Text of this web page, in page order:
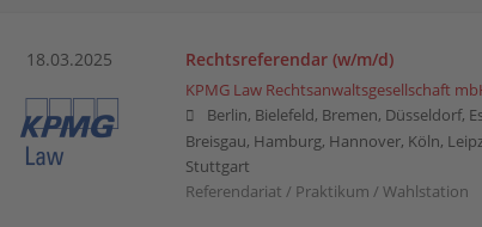
18.03.2025 Rechtsreferendar (w/m/d)
KPMG Law Rechtsanwaltsgesellschaft
Berlin, Bielefeld, Bremen, Düsseldorf,
Breisgau, Hamburg, Hannover, Köln,
Stuttgart
Referendariat / Praktikum / Wahlstation